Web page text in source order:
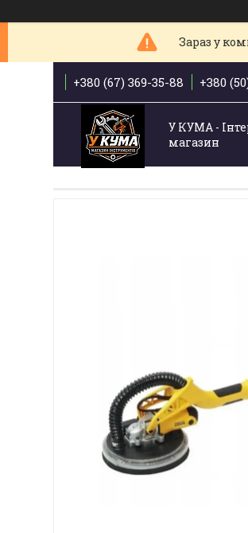
Зараз у
+380 (67) 369-35-88 +380
У КУМА -
магазин